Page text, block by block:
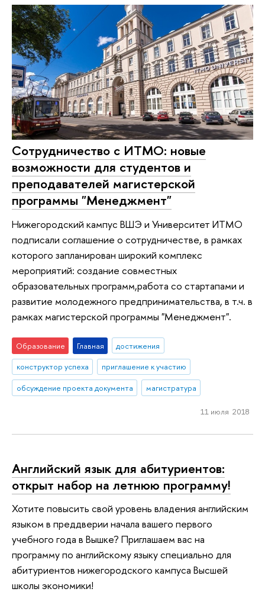
Сотрудничество с ИТМО: новые
возможности для студентов и
преподавателей магистерской
программы "Менеджмент"
Нижегородский кампус ВШЭ и Университет ИТМО
подписали соглашение о сотрудничестве, в рамках
которого запланирован широкий комплекс
мероприятий: создание совместных
образовательных программ,работа со стартапами и
развитие молодежного предпринимательства, в т.ч. в
рамках магистерской программы "Менеджмент".
Образование Главная
достижения
конструктор успеха
приглашение к участию
обсуждение проекта документа
магистратура
11 июля 2018
Английский язык для абитуриентов:
открыт набор на летнюю программу!
Хотите повысить свой уровень владения английским
языком в преддверии начала вашего первого
учебного года в Вышке? Приглашаем вас на
программу по английскому языку специально для
абитуриентов нижегородского кампуса Высшей
школы экономики!